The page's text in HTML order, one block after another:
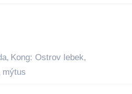
, Kong: Ostrov lebek,
mýtus